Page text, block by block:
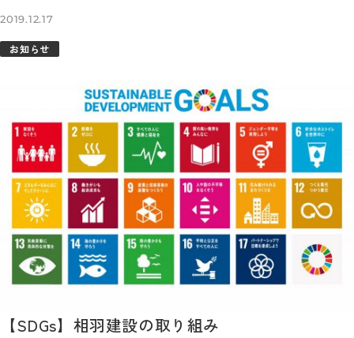
2019.12.17
お知らせ
【SDGs】相羽建設の取り組み